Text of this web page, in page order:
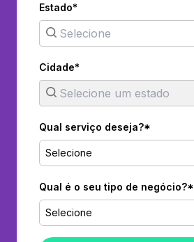
Estado*
Cidade*
Qual serviço deseja?*
Selecione
Qual é o seu tipo de negócio?*
Selecione